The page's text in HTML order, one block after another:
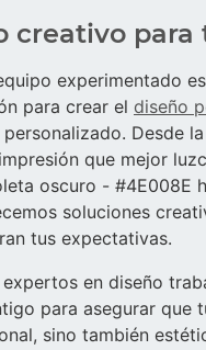
creativo para
experimentado
para crear el diseño
Desde
que mejor
oscuro - #4E008E
soluciones
tus expectativas.
expertos en diseño
para asegurar que
sino también